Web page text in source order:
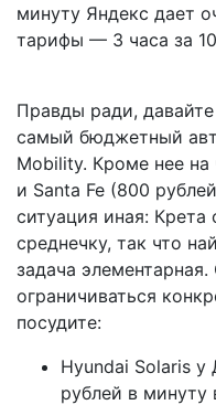
минуту Яндекс дает
тарифы — 3 часа за
Правды ради,
самый бюджетный
Mobility. Кроме нее на
и Santa Fe (800
ситуация иная: Крета
среднечку, так что
задача
ограничиваться
посудите:
Hyundai Solaris
рублей в минуту